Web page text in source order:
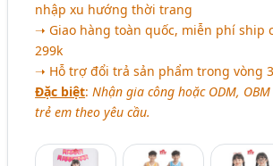
nhập xu hướng thời trang
➝ Giao hàng toàn quốc, miễn phí ship
299k
➝ Hỗ trợ đổi trả sản phẩm trong vòng
Đặc biệt:Nhận gia công hoặc ODM,
trẻ em theo yêu cầu.